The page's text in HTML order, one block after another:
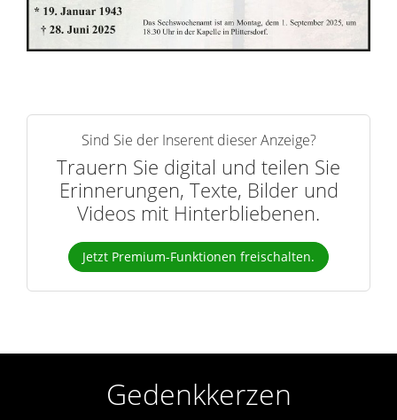
n
Sind Sie der Inserent dieser Anzeige?
Trauern Sie digital und teilen Sie
Erinnerungen, Texte, Bilder und
Videos mit Hinterbliebenen.
Jetzt Premium-Funktionen freischalten.
Gedenkkerzen